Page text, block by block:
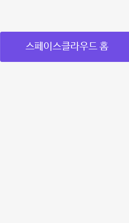
스페이스클라우드 홈